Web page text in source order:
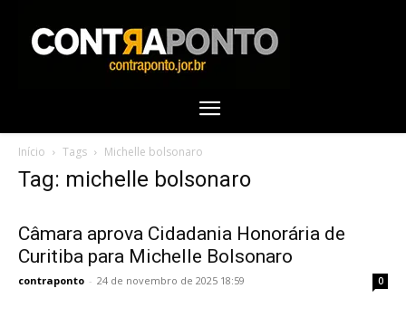
Início Tags Michelle bolsonaro
Tag: michelle bolsonaro
Câmara aprova Cidadania Honorária de
Curitiba para Michelle Bolsonaro
contraponto - 24 de novembro de 2025 18:59 0